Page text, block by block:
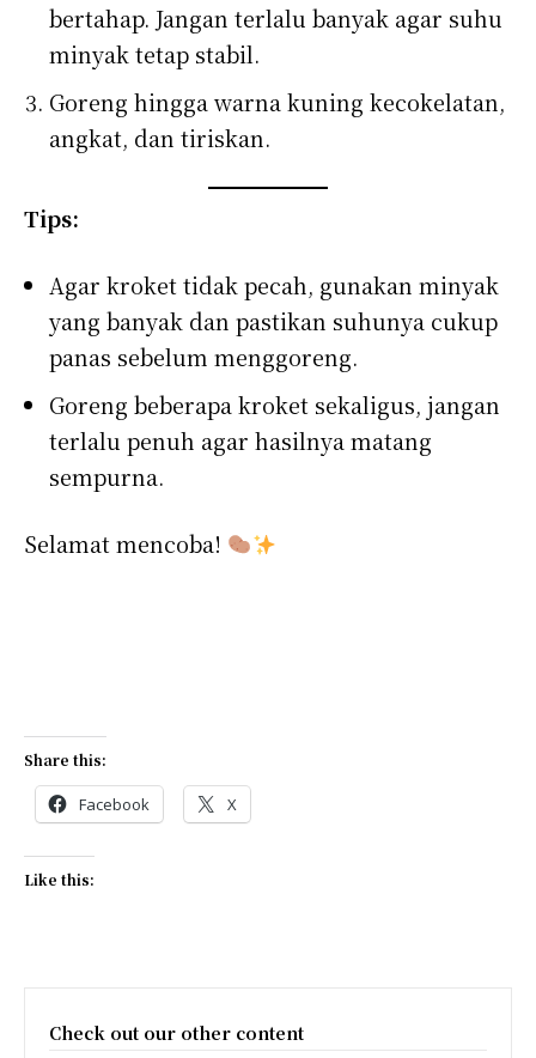
bertahap. Jangan terlalu banyak agar suhu
minyak tetap stabil.
Goreng hingga warna kuning kecokelatan,
angkat, dan tiriskan.
Tips:
Agar kroket tidak pecah, gunakan minyak
yang banyak dan pastikan suhunya cukup
panas sebelum menggoreng.
Goreng beberapa kroket sekaligus, jangan
terlalu penuh agar hasilnya matang
sempurna.
Selamat mencoba!
Share this:
Facebook X
Like this:
Check out our other content